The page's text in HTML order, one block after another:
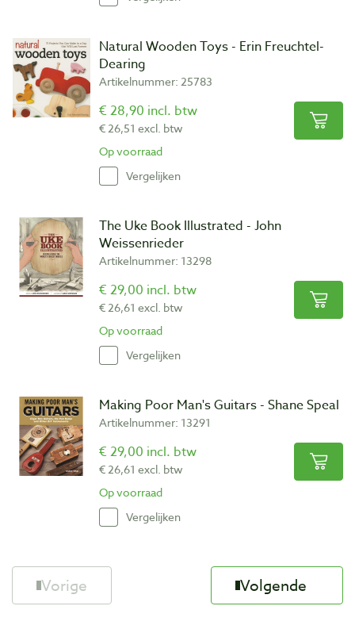
Natural Wooden Toys - Erin Freuchtel-
Dearing
Artikelnummer: 25783
€ 28,90 incl. btw
€ 26,51 excl. btw
Op voorraad
Vergelijken
The Uke Book Illustrated - John
Weissenrieder
Artikelnummer: 13298
€ 29,00 incl. btw
€ 26,61 excl. btw
Op voorraad
Vergelijken
Making Poor Man's Guitars - Shane Speal
Artikelnummer: 13291
€ 29,00 incl. btw
€ 26,61 excl. btw
Op voorraad
Vergelijken
Vorige Volgende